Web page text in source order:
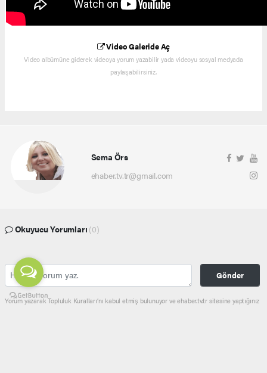
Video Galeride Aç
Video albümüne giderek videoya yorum yazabilir yada videoyu sosyal medyada
paylaşabilirsiniz.
Sema Örs
ehaber.tv.tr@gmail.com
Okuyucu Yorumları (0)
Gönder
Yorum yazarak Topluluk Kuralları’nı kabul etmiş bulunuyor ve ehaber.tv.tr sitesine yaptığınız